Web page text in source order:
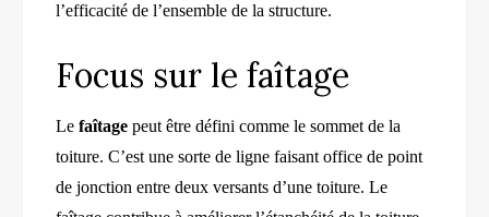
l’efficacité de l’ensemble de la structure.
Focus sur le faîtage
Le faîtage peut être défini comme le sommet de la
toiture. C’est une sorte de ligne faisant office de point
de jonction entre deux versants d’une toiture. Le